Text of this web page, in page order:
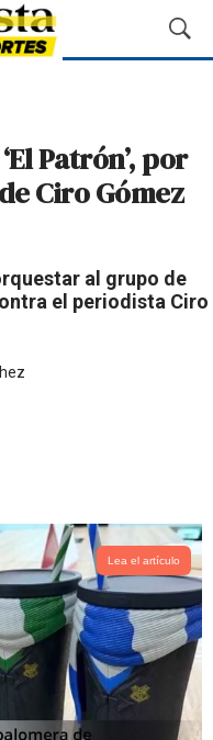
M
o
a
r
B
q
u
e
Patrón’, por
Ciro Gómez
al grupo de
el periodista Ciro
Lea el artículo